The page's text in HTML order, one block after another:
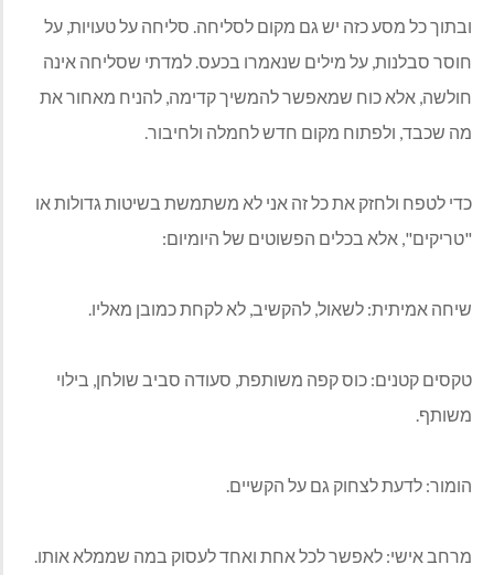
ובתוך כל מסע כזה יש גם מקום לסליחה. סליחה על טעויות, על
חוסר סבלנות, על מילים שנאמרו בכעס. למדתי שסליחה אינה
חולשה, אלא כוח שמאפשר להמשיך קדימה, להניח מאחור את
מה שכבד, ולפתוח מקום חדש לחמלה ולחיבור.
כדי לטפח ולחזק את כל זה אני לא משתמשת בשיטות גדולות או
"טריקים", אלא בכלים הפשוטים של היומיום:
שיחה אמיתית: לשאול, להקשיב, לא לקחת כמובן מאליו.
טקסים קטנים: כוס קפה משותפת, סעודה סביב שולחן, בילוי
משותף.
הומור: לדעת לצחוק גם על הקשיים.
מרחב אישי: לאפשר לכל אחת ואחד לעסוק במה שממלא אותו.